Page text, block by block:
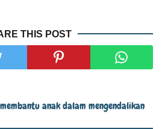
THIS POST
anak dalam mengendalikan